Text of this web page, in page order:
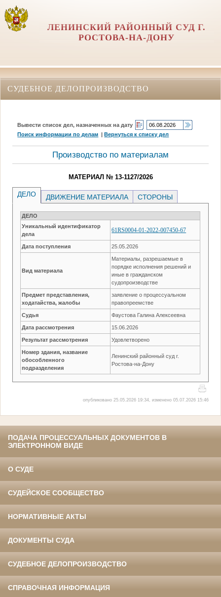
ЛЕНИНСКИЙ РАЙОННЫЙ СУД Г.
РОСТОВА-НА-ДОНУ
СУДЕБНОЕ ДЕЛОПРОИЗВОДСТВО
Вывести список дел, назначенных на дату
Поиск информации по делам |Вернуться к списку дел
Производство по материалам
МАТЕРИАЛ № 13-1127/2026
ДЕЛО ДВИЖЕНИЕ МАТЕРИАЛА СТОРОНЫ
ДЕЛО
Уникальный идентификатор
дела
61RS0004-01-2022-007450-67
Дата поступления 25.05.2026
Вид материала
Материалы, разрешаемые в
порядке исполнения решений и
иные в гражданском
судопроизводстве
Предмет представления,
ходатайства, жалобы
заявление о процессуальном
правопреемстве
Судья Фаустова Галина Алексеевна
Дата рассмотрения 15.06.2026
Результат рассмотрения Удовлетворено
Номер здания, название
обособленного
подразделения
Ленинский районный суд г.
Ростова-на-Дону
опубликовано 25.05.2026 19:34, изменено 05.07.2026 15:46
ПОДАЧА ПРОЦЕССУАЛЬНЫХ ДОКУМЕНТОВ В
ЭЛЕКТРОННОМ ВИДЕ
О СУДЕ
СУДЕЙСКОЕ СООБЩЕСТВО
НОРМАТИВНЫЕ АКТЫ
ДОКУМЕНТЫ СУДА
СУДЕБНОЕ ДЕЛОПРОИЗВОДСТВО
СПРАВОЧНАЯ ИНФОРМАЦИЯ